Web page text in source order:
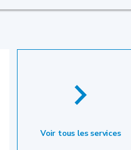
Voir tous les services